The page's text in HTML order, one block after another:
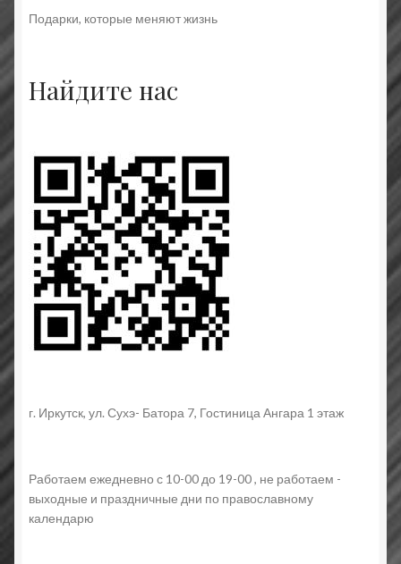
Подарки, которые меняют жизнь
Найдите нас
г. Иркутск, ул. Сухэ- Батора 7, Гостиница Ангара 1 этаж
Работаем ежедневно с 10-00 до 19-00 , не работаем -
выходные и праздничные дни по православному
календарю